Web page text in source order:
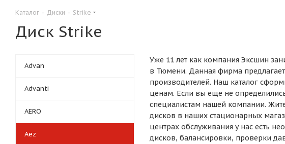
Каталог - Диски - Strike
Диск Strike
Уже 11 лет как компания Эксшин
в Тюмени. Данная фирма
производителей. Наш каталог
ценам. Если вы еще не
специалистам нашей компании.
дисков в наших стационарных
центрах обслуживания у нас есть
дисков, балансировки, проверки
Advan
Advanti
AERO
Aez
Для клиентов
на части